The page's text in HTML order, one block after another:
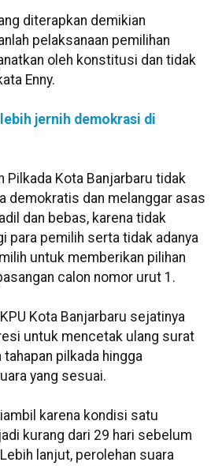
diterapkan demikian
pelaksanaan pemilihan
oleh konstitusi dan tidak
Enny.
jernih demokrasi di
Pilkada Kota Banjarbaru tidak
demokratis dan melanggar asas
dan bebas, karena tidak
para pemilih serta tidak adanya
untuk memberikan pilihan
calon nomor urut 1.
Kota Banjarbaru sejatinya
untuk mencetak ulang surat
pilkada hingga
yang sesuai.
karena kondisi satu
kurang dari 29 hari sebelum
lanjut, perolehan suara